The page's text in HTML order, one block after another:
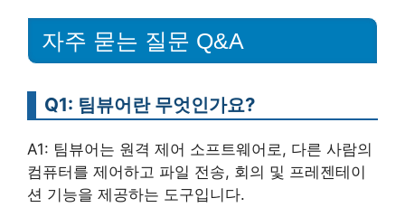
자주 묻는 질문 Q&A
Q1: 팀뷰어란 무엇인가요?
A1: 팀뷰어는 원격 제어 소프트웨어로, 다른 사람의
컴퓨터를 제어하고 파일 전송, 회의 및 프레젠테이
션 기능을 제공하는 도구입니다.